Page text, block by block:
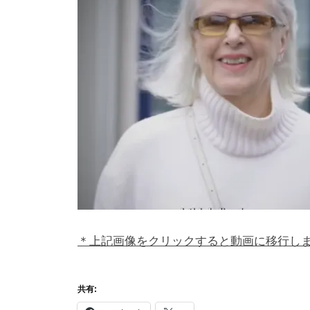
a
m
a
＊上記画像をクリックすると動画に移行し
共有: